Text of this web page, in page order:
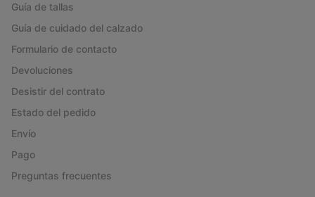
Guía de tallas
Guía de cuidado del calzado
Formulario de contacto
Devoluciones
Desistir del contrato
Estado del pedido
Envío
Pago
Preguntas frecuentes